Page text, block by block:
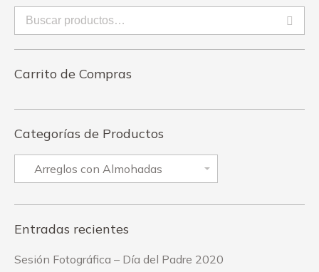
Carrito de Compras
Categorías de Productos
Entradas recientes
Sesión Fotográfica – Día del Padre 2020